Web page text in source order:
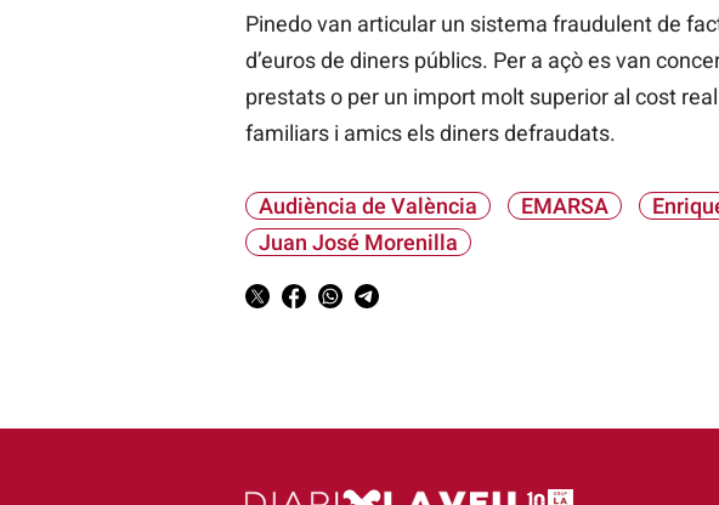
Pinedo van articular un sistema fraudulent de
d’euros de diners públics. Per a açò es van
prestats o per un import molt superior al cost
familiars i amics els diners defraudats.
Audiència de València EMARSA
Juan José Morenilla